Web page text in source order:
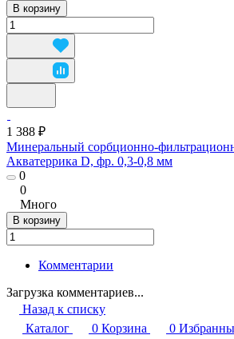
В корзину
1 388 ₽
Минеральный сорбционно-
Акватеррика D, фр. 0,3-0,8 мм
0
0
Много
В корзину
Комментарии
Загрузка комментариев...
Назад к списку
Каталог
0 Корзина 0